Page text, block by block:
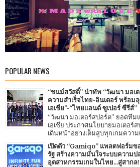
POPULAR NEWS
“ชนม์สวัสดิ์” นำทัพ “วัฒนา มอเ
ความสำเร็จไทย-อินเตอร์ พร้อม
เอเชีย”-“ไทยแลนด์ ซูเปอร์ ซีรีส์”
“วัฒนา มอเตอร์สปอร์ต” ยอดที
เอเชีย ประกาศนโยบายมอเตอร์
เดินหน้าอย่างเต็มสูบทุกเกมความ
เปิดตัว “Gamiqo” แพลตฟอร์มข
รัฐ สร้างความมั่นใจระบบความ
อุตสาหกรรมเกมในไทย...สู่สากล!